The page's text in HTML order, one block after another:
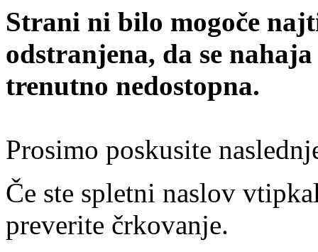
Strani ni bilo mogoče
odstranjena, da se
trenutno nedostopna.
Prosimo poskusite
Če ste spletni naslov
preverite črkovanje.